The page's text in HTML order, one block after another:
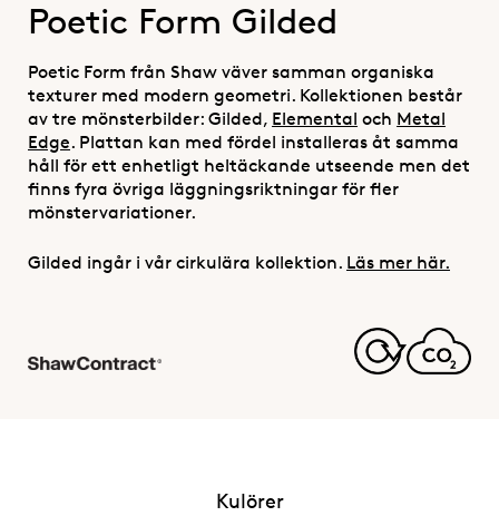
Poetic Form Gilded
Poetic Form från Shaw väver samman organiska
texturer med modern geometri. Kollektionen består
av tre mönsterbilder: Gilded, Elemental och Metal
Edge. Plattan kan med fördel installeras åt samma
håll för ett enhetligt heltäckande utseende men det
finns fyra övriga läggningsriktningar för fler
mönstervariationer.
Gilded ingår i vår cirkulära kollektion. Läs mer här.
Kulörer